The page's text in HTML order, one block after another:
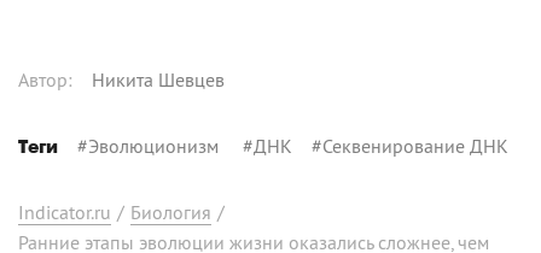
Автор: Никита Шевцев
Теги #Эволюционизм #ДНК #Секвенирование ДНК
Indicator.ru / Биология /
Ранние этапы эволюции жизни оказались сложнее, чем